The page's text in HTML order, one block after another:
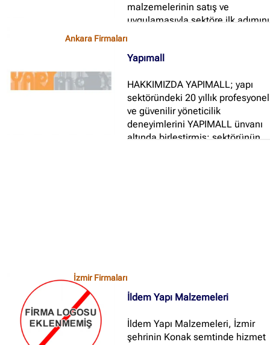
malzemelerinin satış ve
uygulamasıyla sektöre ilk adımını
Ankara Firmaları
Yapımall
HAKKIMIZDA YAPIMALL; yapı
sektöründeki 20 yıllık profesyonel
ve güvenilir yöneticilik
deneyimlerini YAPIMALL ünvanı
altında birleştirmiş; sektörünün
İzmir Firmaları
İldem Yapı Malzemeleri
İldem Yapı Malzemeleri, İzmir
şehrinin Konak semtinde hizmet